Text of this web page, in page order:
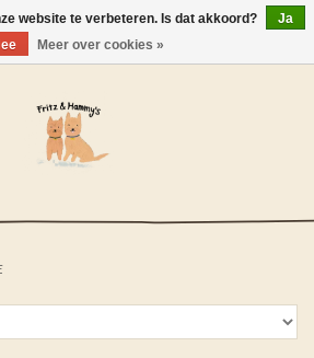
0 Artikelen - €0,00
website te verbeteren. Is dat akkoord?
Ja
Meer over cookies »